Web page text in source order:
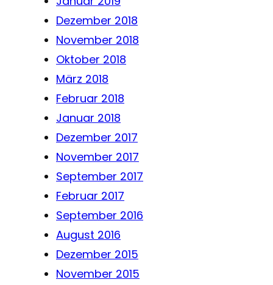
Dezember 2018
November 2018
Oktober 2018
März 2018
Februar 2018
Januar 2018
Dezember 2017
November 2017
September 2017
Februar 2017
September 2016
August 2016
Dezember 2015
November 2015